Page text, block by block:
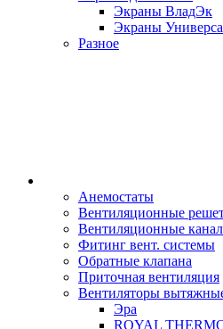
Экраны ВладЭк
Экраны
Разное
Анемостаты
Вентиляционные
Вентиляционные
Фитинг вент. системы
Обратные клапана
Приточная вентиляция
Вентиляторы
Эра
ROYAL